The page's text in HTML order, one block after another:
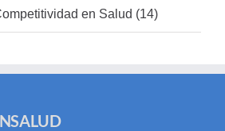
en Salud (14)